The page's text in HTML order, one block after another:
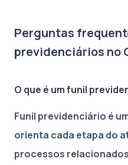
Perguntas
previdenciários no
O que é um funil
Funil previdenciário é
orienta cada etapa do
processos